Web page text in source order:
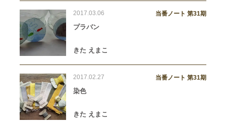
2017.03.06 当番ノート 第31期
プラバン
きた えまこ
2017.02.27 当番ノート 第31期
染色
きた えまこ